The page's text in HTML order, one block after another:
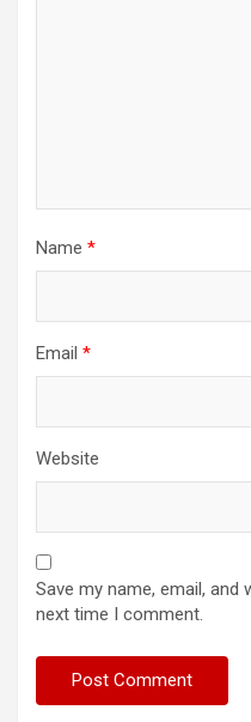
Name *
Email *
Website
Save my name, email,
next time I comment.